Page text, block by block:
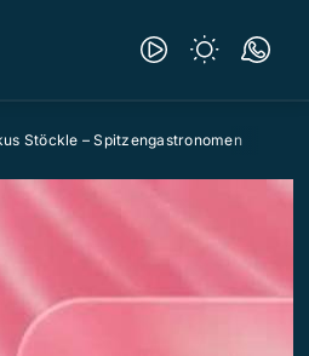
Stöckle – Spitzengastronomen